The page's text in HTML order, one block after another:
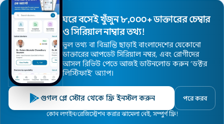
সহজে বুঝতে এবং ব্যবহার করতে পারেন।
ঢাকার সকল ডাক্তার লিস্ট
ঢাকার সকল ডাক্তার লিস্ট
ঢাকা সকল হাসপাতাল সমূহ
আপনার এলাকার ডাক্তার খুঁজুন
ডাক্তার হাসপাতাল বিশেষজ্ঞ
ঘরে বসেই খুঁজুন ৮,০০০+ ডাক্তারের চেম্বার
ও সিরিয়াল নাম্বার তথ্য!
ভুল তথ্য বা বিভ্রান্তি ছাড়াই বাংলাদেশের যেকোনো
ডাক্তারের আপডেট সিরিয়াল নম্বর, এবং রোগীদের
আসল রিভিউ পেতে আজই ডাউনলোড করুন ’ডক্টর
লিস্টিফাই’ অ্যাপ।
গুগল প্লে স্টোর থেকে ফ্রি ইনস্টল করুন পরে করব
কোন লগইন/রেজিস্ট্রেশন করার ঝামেলা নেই, সম্পুর্ণ ফ্রি!